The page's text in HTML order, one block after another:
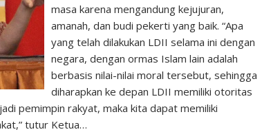
masa karena mengandung kejujuran,
amanah, dan budi pekerti yang baik. “Apa
yang telah dilakukan LDII selama ini dengan
negara, dengan ormas Islam lain adalah
berbasis nilai-nilai moral tersebut, sehingga
diharapkan ke depan LDII memiliki otoritas
pemimpin rakyat, maka kita dapat memiliki
tutur Ketua…